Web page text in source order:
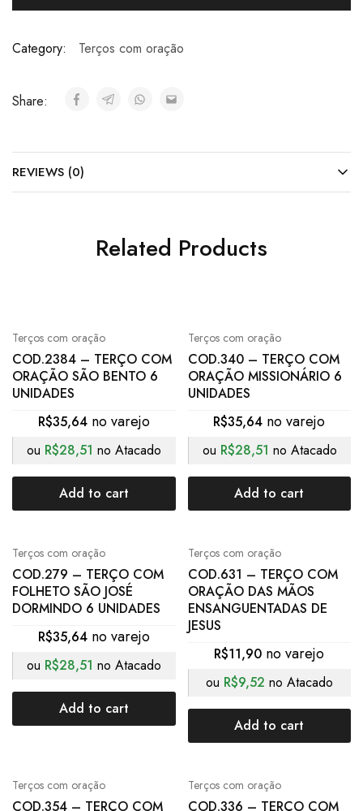
Category: Terços com oração
Share:
REVIEWS (0)
Related Products
Terços com oração
COD.2384 – TERÇO COM
ORAÇÃO SÃO BENTO 6
UNIDADES
R$35,64
ou R$28,51 no Atacado
Add to cart
Terços com oração
COD.340 – TERÇO COM
ORAÇÃO MISSIONÁRIO 6
UNIDADES
R$35,64
ou R$28,51 no Atacado
Add to cart
Terços com oração
COD.279 – TERÇO COM
FOLHETO SÃO JOSÉ
DORMINDO 6 UNIDADES
R$35,64
ou R$28,51 no Atacado
Add to cart
Terços com oração
COD.631 – TERÇO COM
ORAÇÃO DAS MÃOS
ENSANGUENTADAS DE
JESUS
R$11,90
ou R$9,52 no Atacado
Add to cart
Terços com oração
COD.354 – TERÇO COM
Terços com oração
COD.336 – TERÇO COM